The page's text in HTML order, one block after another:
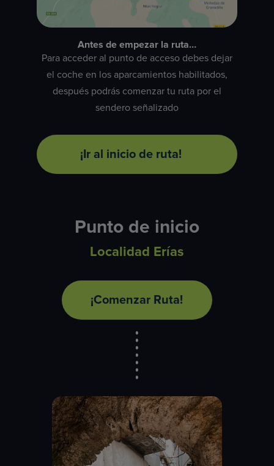
Antes de empezar la ruta…
Para acceder al punto de acceso debes dejar
el coche en los aparcamientos habilitados,
después podrás comenzar tu ruta por el
sendero señalizado
¡Ir al inicio de ruta!
Punto de inicio
Localidad Erías
¡Comenzar Ruta!